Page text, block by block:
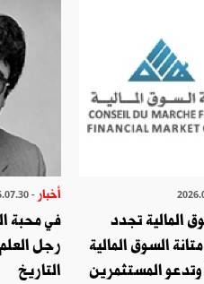
المالية تجدد
السوق المالية
وتدعو المستثمرين
أخبار - 2026.07.30
في محبة
رجل
التاريخ